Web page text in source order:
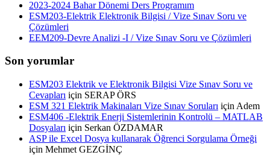
2023-2024 Bahar Dönemi Ders Programım
ESM203-Elektrik Elektronik Bilgisi / Vize Sınav Soru ve
Çözümleri
EEM209-Devre Analizi -I / Vize Sınav Soru ve Çözümleri
Son yorumlar
ESM203 Elektrik ve Elektronik Bilgisi Vize Sınav Soru ve
Cevapları için SERAP ÖRS
ESM 321 Elektrik Makinaları Vize Sınav Soruları için Adem
ESM406 -Elektrik Enerji Sistemlerinin Kontrolü – MATLAB
Dosyaları için Serkan ÖZDAMAR
ASP ile Excel Dosya kullanarak Öğrenci Sorgulama Örneği
için Mehmet GEZGİNÇ